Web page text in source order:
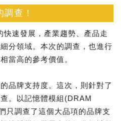
查！
速發展，產業趨勢、產品走
分領域。本次的調查，也進行
當高的參考價值。
品牌支持度。這次，則針對了
。以記憶體模組(DRAM
只調查了這個大品項的品牌支